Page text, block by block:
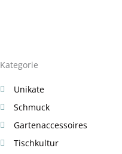
Kategorie
Unikate
Schmuck
Gartenaccessoires
Tischkultur